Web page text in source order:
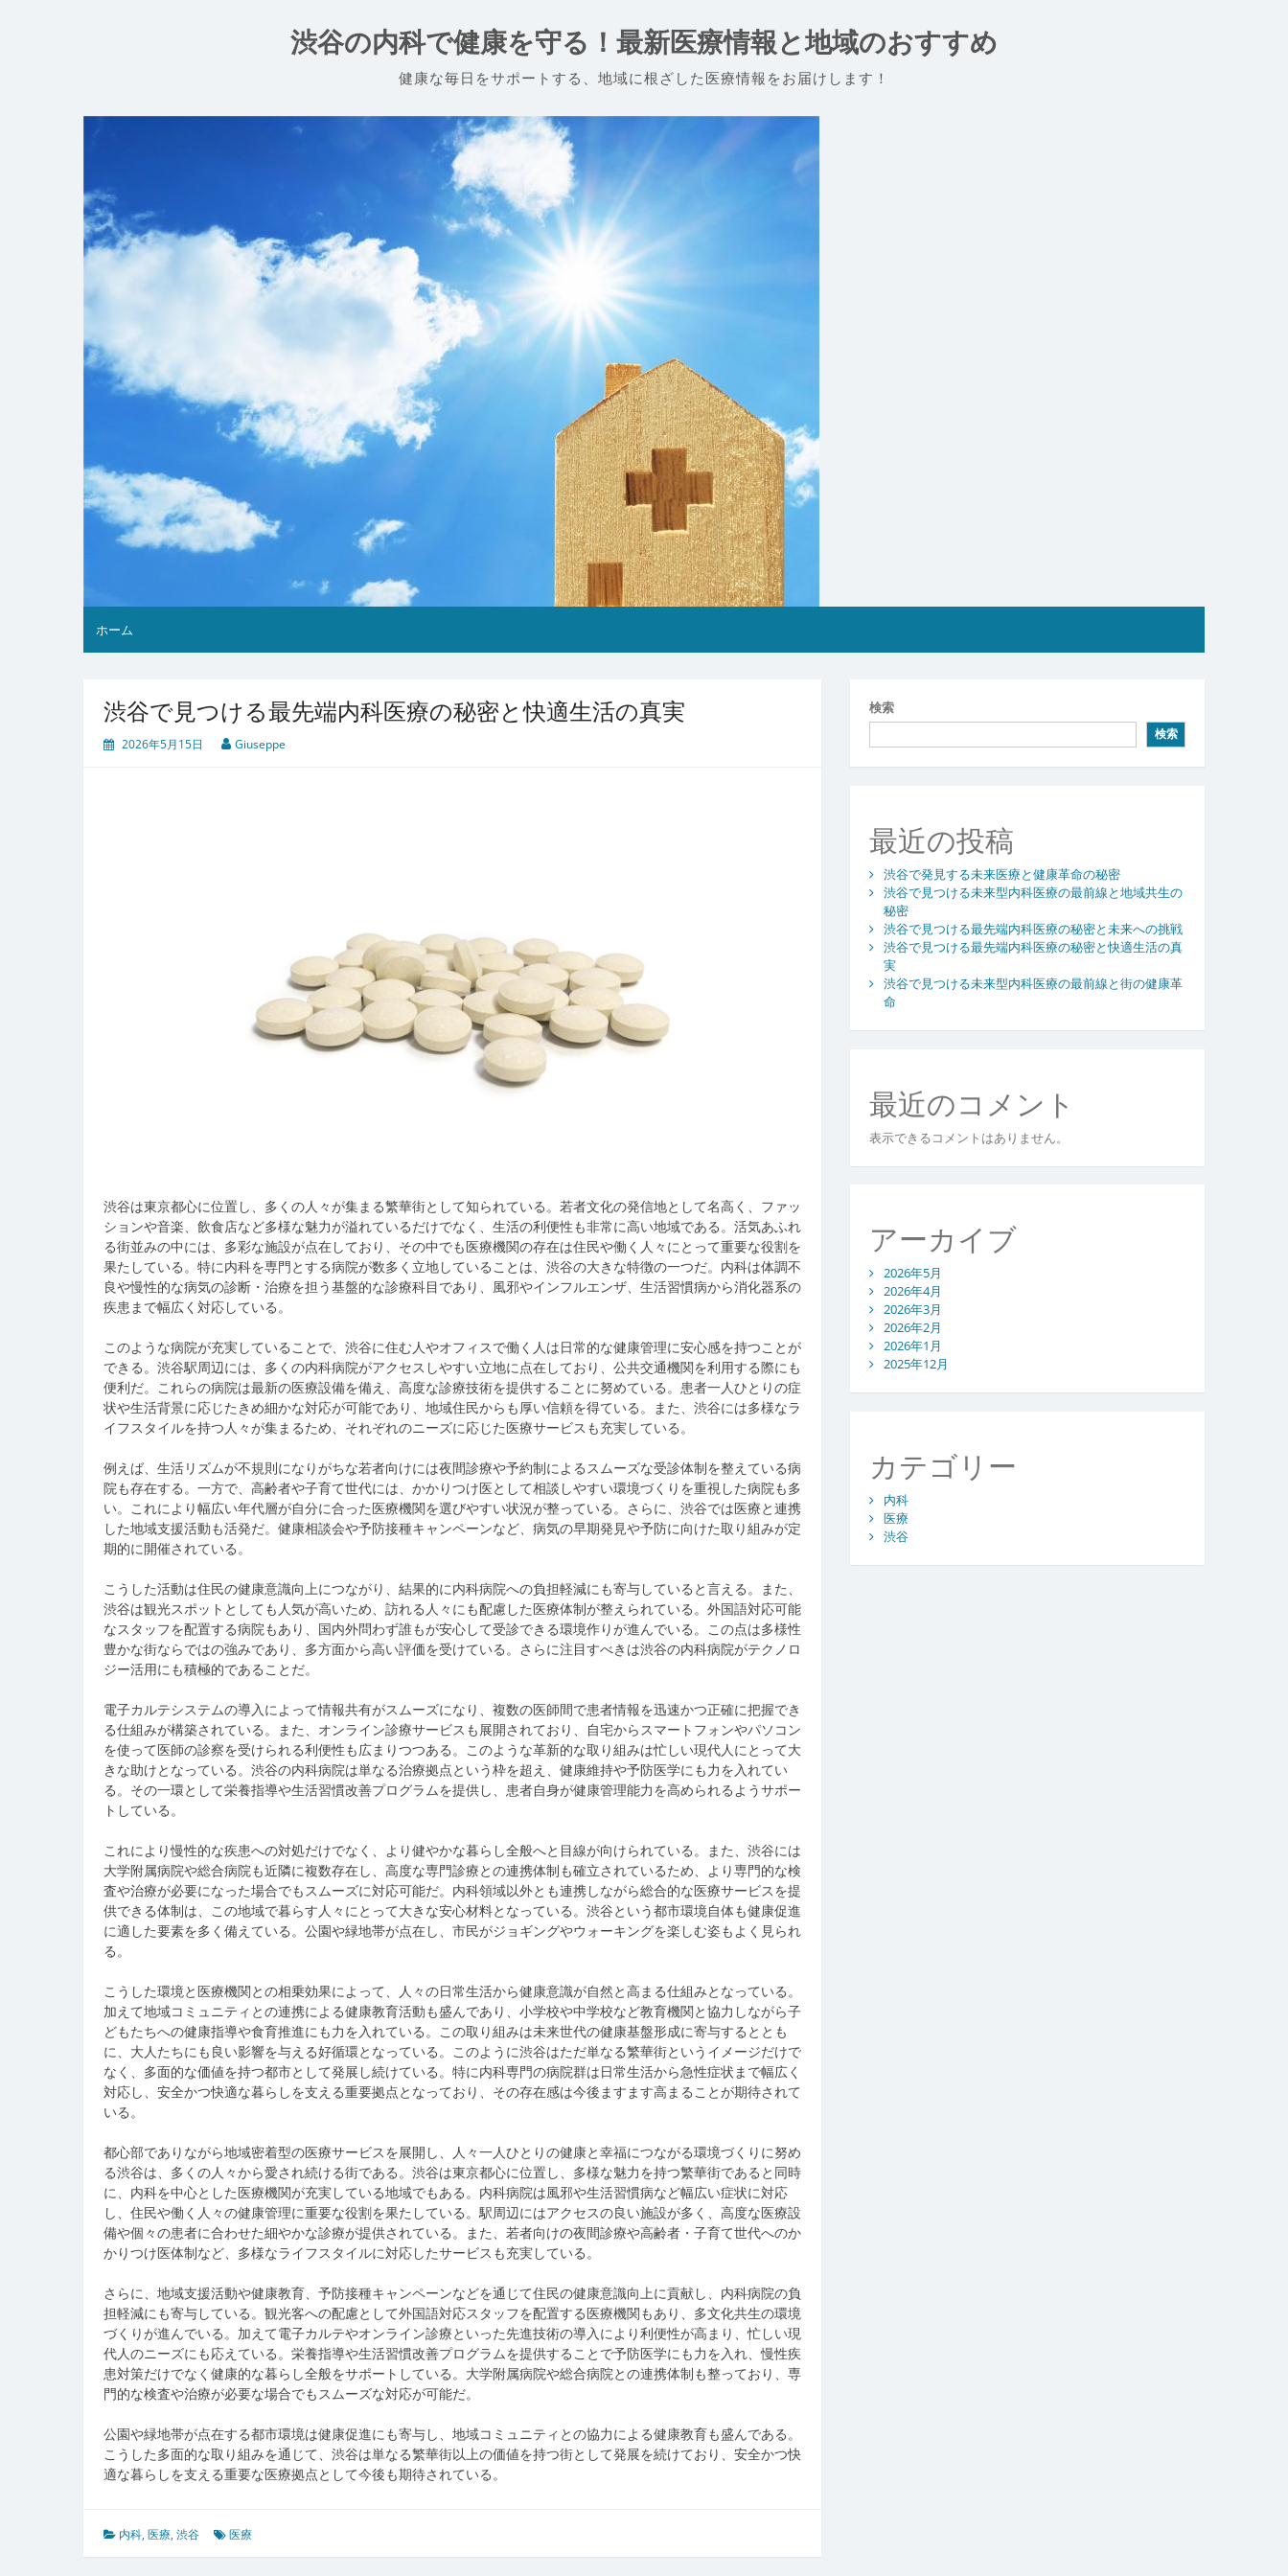
渋谷の内科で健康を守る！最新医療情報と地域のおすすめ
健康な毎日をサポートする、地域に根ざした医療情報をお届けします！
ホーム
渋谷で見つける最先端内科医療の秘密と快適生活の真実
2026年5月15日 Giuseppe
渋谷は東京都心に位置し、多くの人々が集まる繁華街として知られている。 若者文化の発信地として名高く、ファッ
ションや音楽、飲食店など多様な魅力が溢れているだけでなく、生活の利便性も非常に高い地域である。活気あふれ
る街並みの中には、多彩な施設が点在しており、その中でも医療機関の存在は住民や働く人々にとって重要な役割を
果たしている。特に内科を専門とする病院が数多く立地していることは、渋谷の大きな特徴の一つだ。内科は体調不
良や慢性的な病気の診断・治療を担う基盤的な診療科目であり、風邪やインフルエンザ、生活習慣病から消化器系の
疾患まで幅広く対応している。
このような病院が充実していることで、渋谷に住む人やオフィスで働く人は日常的な健康管理に安心感を持つことが
できる。渋谷駅周辺には、多くの内科病院がアクセスしやすい立地に点在しており、公共交通機関を利用する際にも
便利だ。これらの病院は最新の医療設備を備え、高度な診療技術を提供することに努めている。患者一人ひとりの症
状や生活背景に応じたきめ細かな対応が可能であり、地域住民からも厚い信頼を得ている。また、渋谷には多様なラ
イフスタイルを持つ人々が集まるため、それぞれのニーズに応じた医療サービスも充実している。
例えば、生活リズムが不規則になりがちな若者向けには夜間診療や予約制によるスムーズな受診体制を整えている病
院も存在する。一方で、高齢者や子育て世代には、かかりつけ医として相談しやすい環境づくりを重視した病院も多
い。これにより幅広い年代層が自分に合った医療機関を選びやすい状況が整っている。さらに、渋谷では医療と連携
した地域支援活動も活発だ。健康相談会や予防接種キャンペーンなど、病気の早期発見や予防に向けた取り組みが定
期的に開催されている。
こうした活動は住民の健康意識向上につながり、結果的に内科病院への負担軽減にも寄与していると言える。また、
渋谷は観光スポットとしても人気が高いため、訪れる人々にも配慮した医療体制が整えられている。外国語対応可能
なスタッフを配置する病院もあり、国内外問わず誰もが安心して受診できる環境作りが進んでいる。この点は多様性
豊かな街ならではの強みであり、多方面から高い評価を受けている。さらに注目すべきは渋谷の内科病院がテクノロ
ジー活用にも積極的であることだ。
電子カルテシステムの導入によって情報共有がスムーズになり、複数の医師間で患者情報を迅速かつ正確に把握でき
る仕組みが構築されている。また、オンライン診療サービスも展開されており、自宅からスマートフォンやパソコン
を使って医師の診察を受けられる利便性も広まりつつある。このような革新的な取り組みは忙しい現代人にとって大
きな助けとなっている。渋谷の内科病院は単なる治療拠点という枠を超え、健康維持や予防医学にも力を入れてい
る。その一環として栄養指導や生活習慣改善プログラムを提供し、患者自身が健康管理能力を高められるようサポー
トしている。
これにより慢性的な疾患への対処だけでなく、より健やかな暮らし全般へと目線が向けられている。また、渋谷には
大学附属病院や総合病院も近隣に複数存在し、高度な専門診療との連携体制も確立されているため、より専門的な検
査や治療が必要になった場合でもスムーズに対応可能だ。内科領域以外とも連携しながら総合的な医療サービスを提
供できる体制は、この地域で暮らす人々にとって大きな安心材料となっている。渋谷という都市環境自体も健康促進
に適した要素を多く備えている。公園や緑地帯が点在し、市民がジョギングやウォーキングを楽しむ姿もよく見られ
る。
こうした環境と医療機関との相乗効果によって、人々の日常生活から健康意識が自然と高まる仕組みとなっている。
加えて地域コミュニティとの連携による健康教育活動も盛んであり、小学校や中学校など教育機関と協力しながら子
どもたちへの健康指導や食育推進にも力を入れている。この取り組みは未来世代の健康基盤形成に寄与するととも
に、大人たちにも良い影響を与える好循環となっている。このように渋谷はただ単なる繁華街というイメージだけで
なく、多面的な価値を持つ都市として発展し続けている。特に内科専門の病院群は日常生活から急性症状まで幅広く
対応し、安全かつ快適な暮らしを支える重要拠点となっており、その存在感は今後ますます高まることが期待されて
いる。
都心部でありながら地域密着型の医療サービスを展開し、人々一人ひとりの健康と幸福につながる環境づくりに努め
る渋谷は、多くの人々から愛され続ける街である。渋谷は東京都心に位置し、多様な魅力を持つ繁華街であると同時
に、内科を中心とした医療機関が充実している地域でもある。内科病院は風邪や生活習慣病など幅広い症状に対応
し、住民や働く人々の健康管理に重要な役割を果たしている。駅周辺にはアクセスの良い施設が多く、高度な医療設
備や個々の患者に合わせた細やかな診療が提供されている。また、若者向けの夜間診療や高齢者・子育て世代へのか
かりつけ医体制など、多様なライフスタイルに対応したサービスも充実している。
さらに、地域支援活動や健康教育、予防接種キャンペーンなどを通じて住民の健康意識向上に貢献し、内科病院の負
担軽減にも寄与している。観光客への配慮として外国語対応スタッフを配置する医療機関もあり、多文化共生の環境
づくりが進んでいる。加えて電子カルテやオンライン診療といった先進技術の導入により利便性が高まり、忙しい現
代人のニーズにも応えている。栄養指導や生活習慣改善プログラムを提供することで予防医学にも力を入れ、慢性疾
患対策だけでなく健康的な暮らし全般をサポートしている。大学附属病院や総合病院との連携体制も整っており、専
門的な検査や治療が必要な場合でもスムーズな対応が可能だ。
公園や緑地帯が点在する都市環境は健康促進にも寄与し、地域コミュニティとの協力による健康教育も盛んである。
こうした多面的な取り組みを通じて、渋谷は単なる繁華街以上の価値を持つ街として発展を続けており、安全かつ快
適な暮らしを支える重要な医療拠点として今後も期待されている。
内科,医療,渋谷 医療
検索
検索
最近の投稿
渋谷で発見する未来医療と健康革命の秘密
渋谷で見つける未来型内科医療の最前線と地域共生の
秘密
渋谷で見つける最先端内科医療の秘密と未来への挑戦
渋谷で見つける最先端内科医療の秘密と快適生活の真
実
渋谷で見つける未来型内科医療の最前線と街の健康革
命
最近のコメント
表示できるコメントはありません。
アーカイブ
2026年5月
2026年4月
2026年3月
2026年2月
2026年1月
2025年12月
カテゴリー
内科
医療
渋谷